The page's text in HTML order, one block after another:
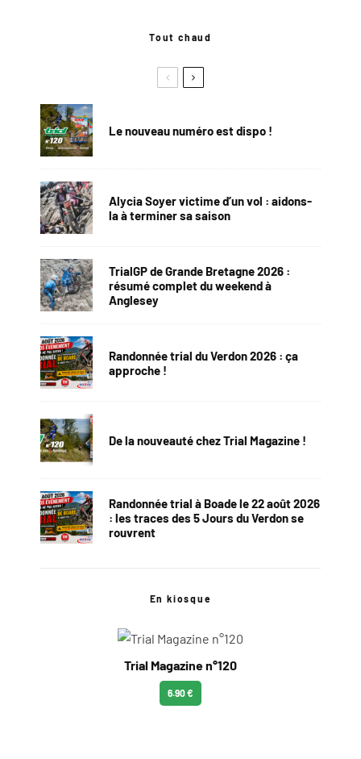
Tout chaud
Le nouveau numéro est dispo !
Alycia Soyer victime d’un vol : aidons-
la à terminer sa saison
TrialGP de Grande Bretagne 2026 :
résumé complet du weekend à
Anglesey
Randonnée trial du Verdon 2026 : ça
approche !
De la nouveauté chez Trial Magazine !
Randonnée trial à Boade le 22 août 2026
: les traces des 5 Jours du Verdon se
rouvrent
En kiosque
Trial Magazine n°120
6.90 €